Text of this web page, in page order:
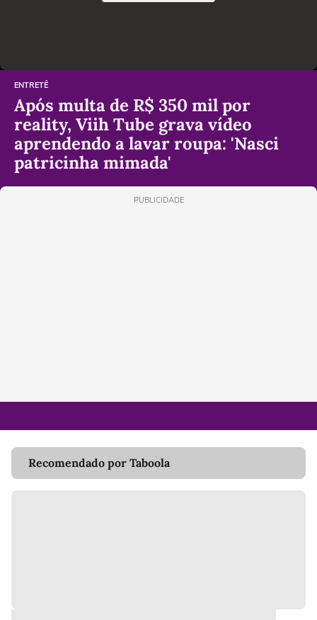
ENTRETÊ
Após multa de R$ 350 mil por
reality, Viih Tube grava vídeo
aprendendo a lavar roupa: 'Nasci
patricinha mimada'
PUBLICIDADE
Recomendado por Taboola